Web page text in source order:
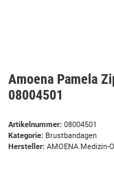
Amoena Pamela
08004501
Artikelnummer: 08004501
Kategorie: Brustbandagen
Hersteller: AMOENA Medizin-